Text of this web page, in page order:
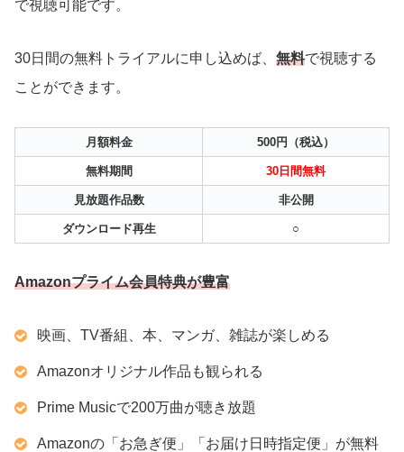
で視聴可能です。
30日間の無料トライアルに申し込めば、 無料で視聴する
ことができます。
月額料金 500円（税込）
無料期間 30日間無料
見放題作品数 非公開
ダウンロード再生 ○
Amazonプライム会員特典が豊富
映画、TV番組、本、マンガ、雑誌が楽しめる
Amazonオリジナル作品も観られる
Prime Musicで200万曲が聴き放題
Amazonの「お急ぎ便」「お届け日時指定便」が無料